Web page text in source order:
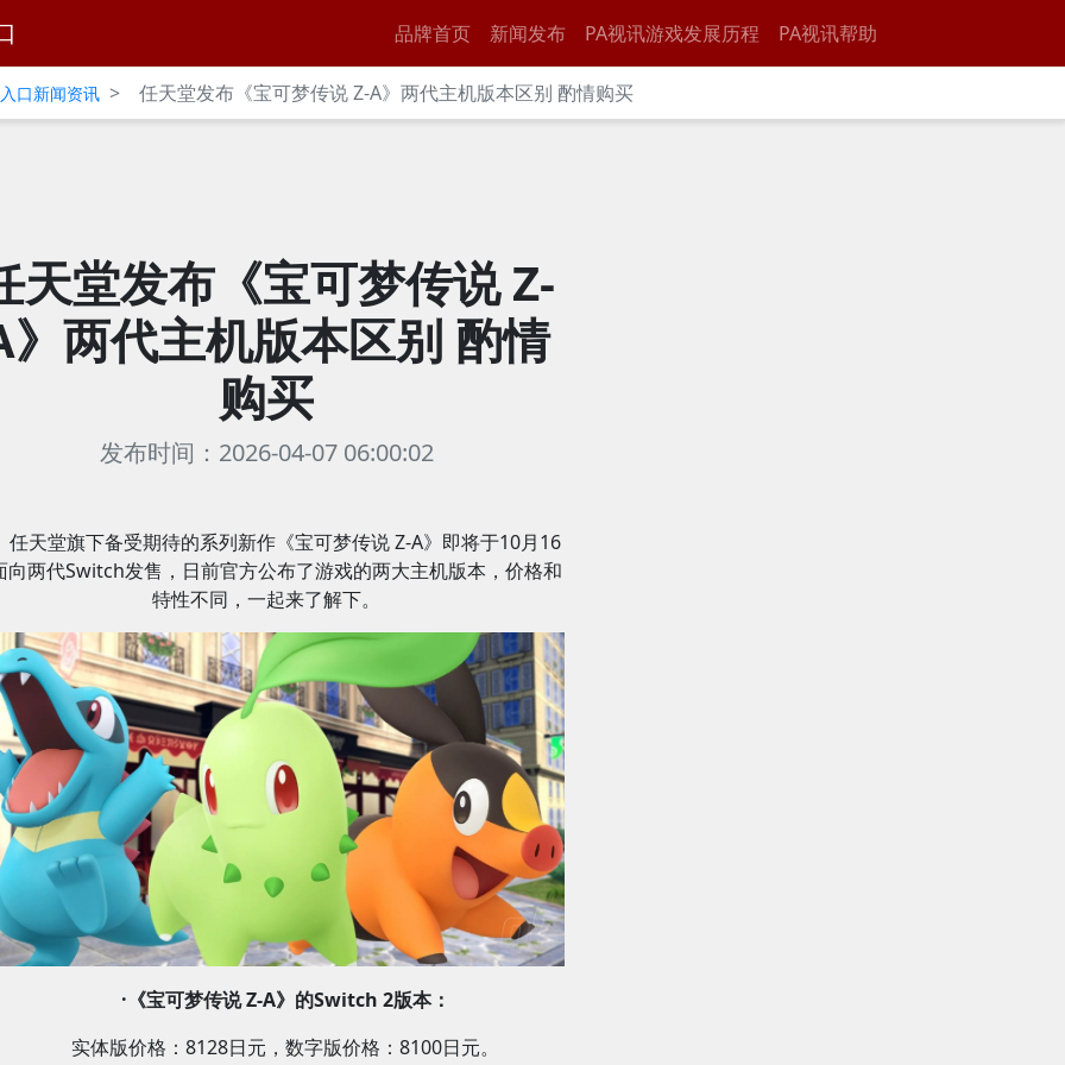
品牌首页 新闻发布 PA视讯游戏发展历程 PA视讯帮助
口新闻资讯 > 任天堂发布《宝可梦传说 Z-A》两代主机版本区别 酌情购买
天堂发布《宝可梦传说 Z-
》两代主机版本区别 酌情
购买
发布时间：2026-04-07 06:00:02
任天堂旗下备受期待的系列新作《宝可梦传说 Z-A》即将于10月16
向两代Switch发售，日前官方公布了游戏的两大主机版本，价格和
特性不同，一起来了解下。
·《宝可梦传说 Z-A》的Switch 2版本：
实体版价格：8128日元，数字版价格：8100日元。